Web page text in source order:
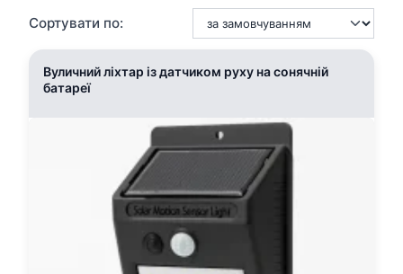
Сортувати по:
Вуличний ліхтар із датчиком руху на сонячній
батареї